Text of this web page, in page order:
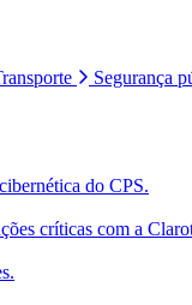
Segurança
do CPS.
críticas com a